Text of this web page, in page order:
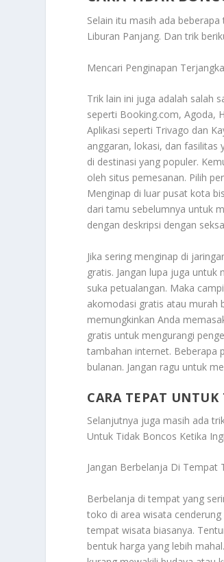
Selain itu masih ada
Liburan Panjang. Dan trik
Mencari Penginapan
Trik lain ini juga adalah salah
seperti Booking.com, Agoda,
Aplikasi seperti Trivago dan
anggaran, lokasi, dan fasilitas
di destinasi yang populer.
oleh situs pemesanan. Pilih
Menginap di luar pusat kota
dari tamu sebelumnya untuk
dengan deskripsi dengan
Jika sering menginap di
gratis. Jangan lupa juga
suka petualangan. Maka
akomodasi gratis atau murah
memungkinkan Anda
gratis untuk mengurangi
tambahan internet. Beberapa
bulanan. Jangan ragu untuk
CARA TEPAT
Selanjutnya juga masih ada
Untuk Tidak Boncos Ketika
Jangan Berbelanja Di Tempat
Berbelanja di tempat yang
toko di area wisata
tempat wisata biasanya.
bentuk harga yang lebih